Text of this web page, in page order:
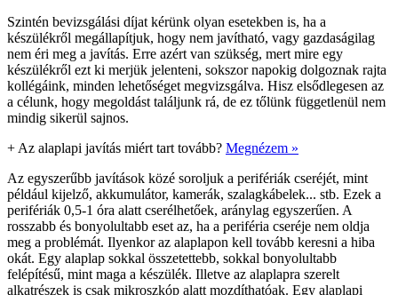
Szintén bevizsgálási díjat kérünk olyan esetekben is, ha a
készülékről megállapítjuk, hogy nem javítható, vagy gazdaságilag
nem éri meg a javítás. Erre azért van szükség, mert mire egy
készülékről ezt ki merjük jelenteni, sokszor napokig dolgoznak rajta
kollégáink, minden lehetőséget megvizsgálva. Hisz elsődlegesen az
a célunk, hogy megoldást találjunk rá, de ez tőlünk függetlenül nem
mindig sikerül sajnos.
+ Az alaplapi javítás miért tart tovább? Megnézem »
Az egyszerűbb javítások közé soroljuk a perifériák cseréjét, mint
például kijelző, akkumulátor, kamerák, szalagkábelek... stb. Ezek a
perifériák 0,5-1 óra alatt cserélhetőek, aránylag egyszerűen. A
rosszabb és bonyolultabb eset az, ha a periféria cseréje nem oldja
meg a problémát. Ilyenkor az alaplapon kell tovább keresni a hiba
okát. Egy alaplap sokkal összetettebb, sokkal bonyolultabb
felépítésű, mint maga a készülék. Illetve az alaplapra szerelt
alkatrészek is csak mikroszkóp alatt mozdíthatóak. Egy alaplapi